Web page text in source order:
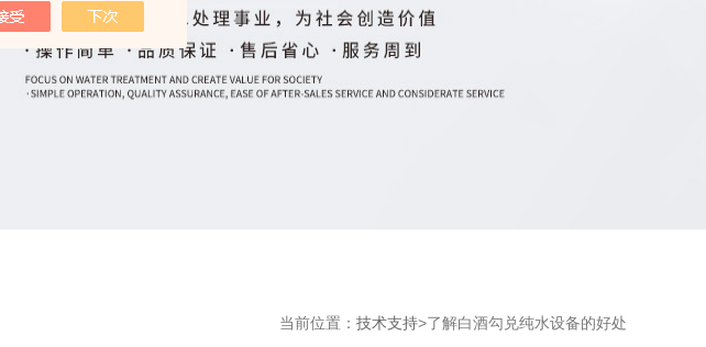
当前位置： 技术支持>了解白酒勾兑纯水设备的好处